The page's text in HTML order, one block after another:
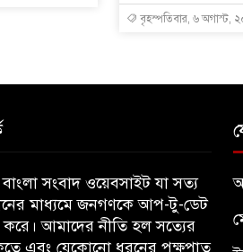
বৃহস্পতিবার, ৬ অগাস্ট,
সংবাদ ওয়েবসাইট যা সত্য
মাধ্যমে জনগণকে আপ-টু-ডেট
করে। আমাদের নীতি হল সত্যের
এবং যেকোনো ধরনের পক্ষপাত